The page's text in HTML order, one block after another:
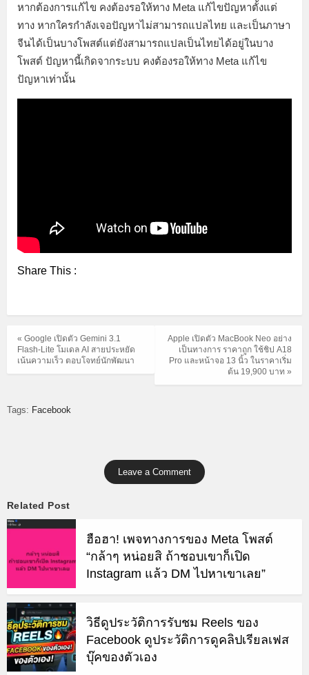
หากต้องการแก้ไข คงต้องรอให้ทาง Meta แก้ไขปัญหาตั้งแต่
ทาง หากใครกำลังเจอปัญหาไม่สามารถแปลไทย และเป็นภาษา
จีนได้เป็นบางโพสต์แต่ยังสามารถแปลเป็นไทยได้อยู่ในบาง
โพสต์ ปัญหานี้เกิดจากระบบ คงต้องรอให้ทาง Meta แก้ไข
ปัญหาเท่านั้น
Share This :
Apple เปิดตัว MacBook Neo อย่าง
เป็นทางการ ราคาถูก ใช้ชิป A18
Pro และหน้าจอ 13 นิ้ว ในราคาเริ่ม
ต้น 19,900 บาท »
« Google เปิดตัว Gemini 3.1
Flash-Lite โมเดล AI สายประหยัด
เน้นความเร็ว ตอบโจทย์นักพัฒนา
Tags: Facebook
Leave a Comment
Related Post
ฮือฮา! เพจทางการของ Meta โพสต์
“กล้าๆ หน่อยสิ ถ้าชอบเขาก็เปิด
Instagram แล้ว DM ไปหาเขาเลย”
วิธีดูประวัติการรับชม Reels ของ
Facebook ดูประวัติการดูคลิปเรียลเฟส
บุ๊คของตัวเอง